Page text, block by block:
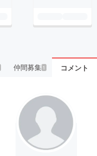
仲間募集 1 コメント